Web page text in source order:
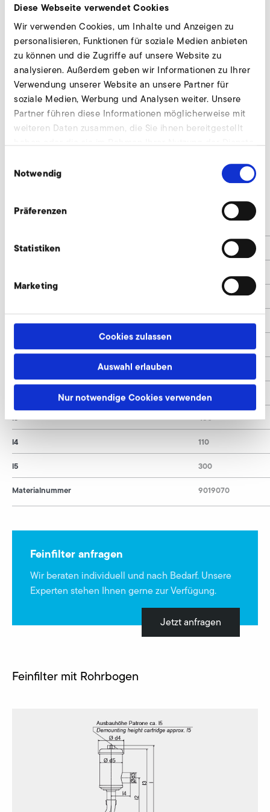
Diese Webseite verwendet Cookies
Wir verwenden Cookies, um Inhalte und Anzeigen zu
personalisieren, Funktionen für soziale Medien anbieten
zu können und die Zugriffe auf unsere Website zu
analysieren. Außerdem geben wir Informationen zu Ihrer
Verwendung unserer Website an unsere Partner für
soziale Medien, Werbung und Analysen weiter. Unsere
Partner führen diese Informationen möglicherweise mit
weiteren Daten zusammen, die Sie ihnen bereitgestellt
Notwendig
Präferenzen
Statistiken
Marketing
Cookies zulassen
Auswahl erlauben
Nur notwendige Cookies verwenden
d1
d5
l3
l4
l5
Materialnummer
150
230
460
110
300
9019070
Feinfilter anfragen
Wir beraten individuell und nach Bedarf. Unsere
Experten stehen Ihnen gerne zur Verfügung.
Jetzt anfragen
Feinfilter mit Rohrbogen